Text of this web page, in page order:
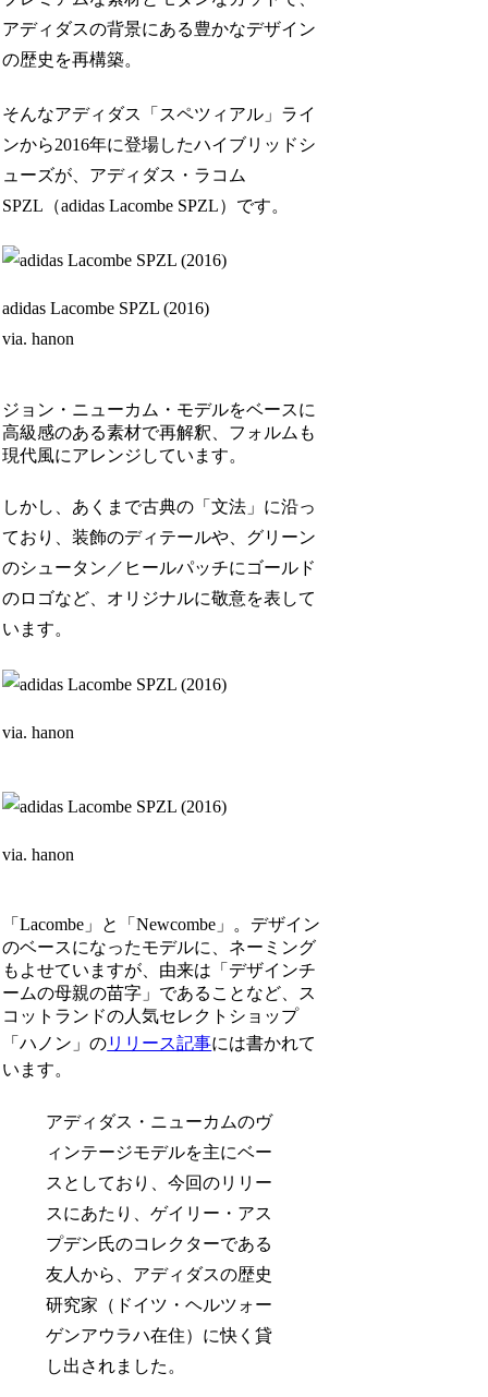
アディダスの背景にある豊かなデザイン
の歴史を再構築。
そんなアディダス「スペツィアル」ライ
ンから2016年に登場したハイブリッドシ
ューズが、アディダス・ラコム
SPZL（adidas Lacombe SPZL）です。
adidas Lacombe SPZL (2016)
via. hanon
ジョン・ニューカム・モデルをベースに
高級感のある素材で再解釈、フォルムも
現代風にアレンジしています。
しかし、あくまで古典の「文法」に沿っ
ており、装飾のディテールや、グリーン
のシュータン／ヒールパッチにゴールド
のロゴなど、オリジナルに敬意を表して
います。
via. hanon
via. hanon
「Lacombe」と「Newcombe」。デザイン
のベースになったモデルに、ネーミング
もよせていますが、由来は「デザインチ
ームの母親の苗字」であることなど、ス
コットランドの人気セレクトショップ
「ハノン」のリリース記事には書かれて
います。
アディダス・ニューカムのヴ
ィンテージモデルを主にベー
スとしており、今回のリリー
スにあたり、ゲイリー・アス
プデン氏のコレクターである
友人から、アディダスの歴史
研究家（ドイツ・ヘルツォー
ゲンアウラハ在住）に快く貸
し出されました。